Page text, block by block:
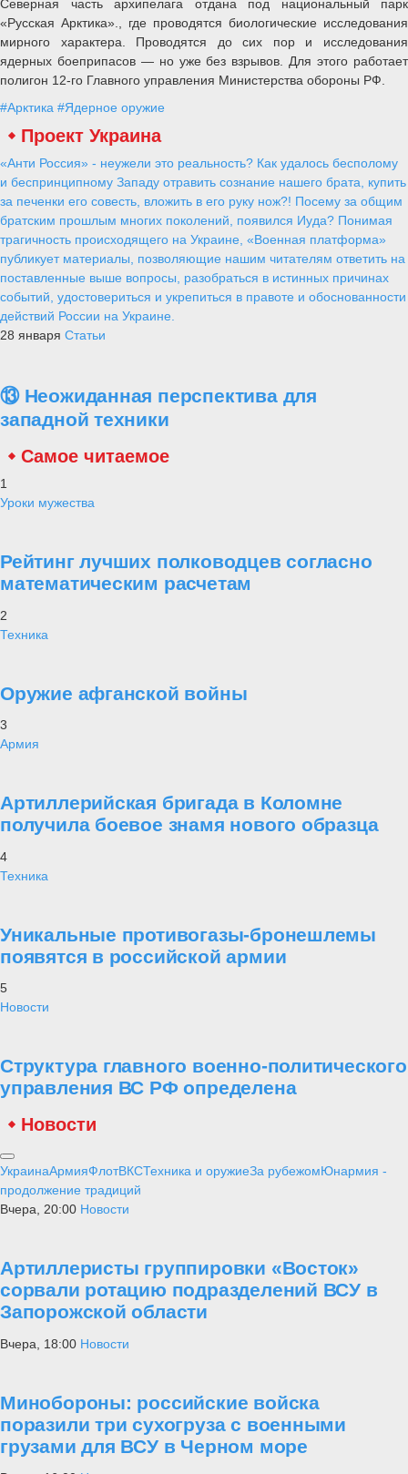
Северная часть архипелага отдана под национальный парк
«Русская Арктика»., где проводятся биологические исследования
мирного характера. Проводятся до сих пор и исследования
ядерных боеприпасов — но уже без взрывов. Для этого работает
полигон 12-го Главного управления Министерства обороны РФ.
#Арктика #Ядерное оружие
Проект Украина
«Анти Россия» - неужели это реальность? Как удалось бесполому
и беспринципному Западу отравить сознание нашего брата, купить
за печенки его совесть, вложить в его руку нож?! Посему за общим
братским прошлым многих поколений, появился Иуда? Понимая
трагичность происходящего на Украине, «Военная платформа»
публикует материалы, позволяющие нашим читателям ответить на
поставленные выше вопросы, разобраться в истинных причинах
событий, удостовериться и укрепиться в правоте и обоснованности
действий России на Украине.
28 января Статьи
⑬ Неожиданная перспектива для
западной техники
Самое читаемое
1
Уроки мужества
Рейтинг лучших полководцев согласно
математическим расчетам
2
Техника
Оружие афганской войны
3
Армия
Артиллерийская бригада в Коломне
получила боевое знамя нового образца
4
Техника
Уникальные противогазы-бронешлемы
появятся в российской армии
5
Новости
Структура главного военно-политического
управления ВС РФ определена
Новости
УкраинаАрмияФлотВКСТехника и оружиеЗа рубежомЮнармия -
продолжение традиций
Вчера, 20:00 Новости
Артиллеристы группировки «Восток»
сорвали ротацию подразделений ВСУ в
Запорожской области
Вчера, 18:00 Новости
Минобороны: российские войска
поразили три сухогруза с военными
грузами для ВСУ в Черном море